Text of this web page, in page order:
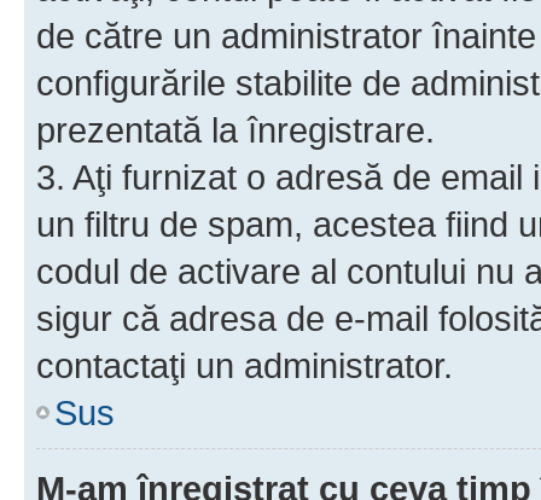
de către un administrator
configurările stabilite de
prezentată la înregistrare.
3. Aţi furnizat o adresă de
un filtru de spam, acestea fiind
codul de activare al contului nu
sigur că adresa de e-mail
contactaţi un administrator.
Sus
M-am înregistrat cu ceva